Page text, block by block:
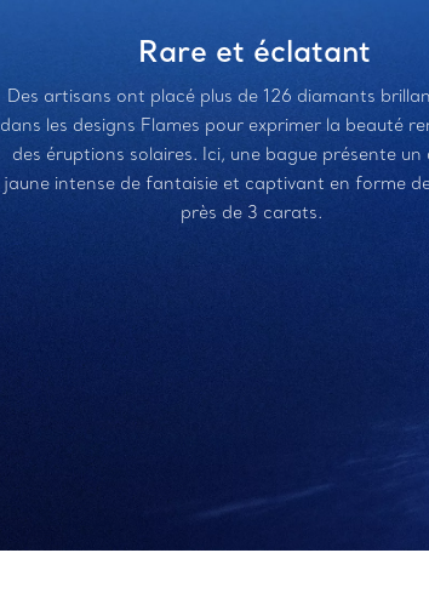
Rare et éclatant
Des artisans ont placé plus de 126 diamants
dans les designs Flames pour exprimer la beauté
des éruptions solaires. Ici, une bague présente
jaune intense de fantaisie et captivant en forme
près de 3 carats.